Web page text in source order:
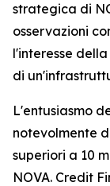
strategica di
osservazioni
l'interesse
di
L'entusiasmo
notevolmente
superiori a 10
NOVA. Credit